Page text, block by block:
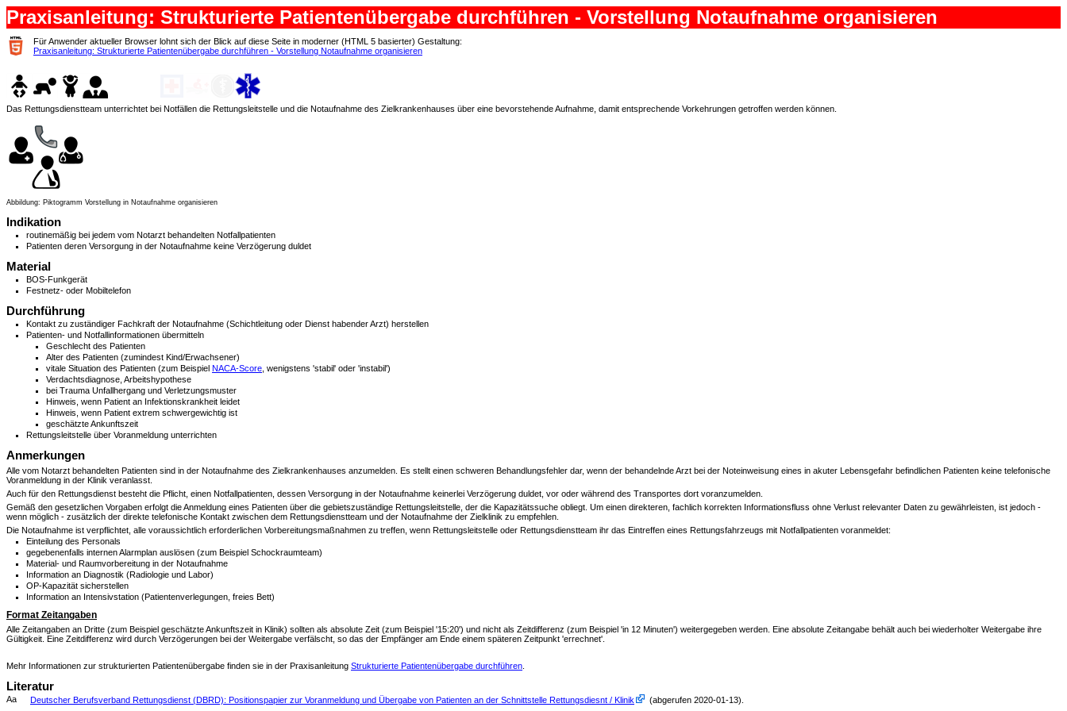
Praxisanleitung: Strukturierte Patientenübergabe durchführen - Vorstellung Notaufnahme organisieren
Für Anwender aktueller Browser lohnt sich der Blick auf diese Seite in moderner (HTML 5 basierter) Gestaltung:
Praxisanleitung: Strukturierte Patientenübergabe durchführen - Vorstellung Notaufnahme organisieren
Das Rettungsdienstteam unterrichtet bei Notfällen die Rettungsleitstelle und die Notaufnahme des Zielkrankenhauses über eine bevorstehende Aufnahme, damit entsprechende Vorkehrungen getroffen werden können.
Abbildung: Piktogramm Vorstellung in Notaufnahme organisieren
Indikation
routinemäßig bei jedem vom Notarzt behandelten Notfallpatienten
Patienten deren Versorgung in der Notaufnahme keine Verzögerung duldet
Material
BOS-Funkgerät
Festnetz- oder Mobiltelefon
Durchführung
Kontakt zu zuständiger Fachkraft der Notaufnahme (Schichtleitung oder Dienst habender Arzt) herstellen
Patienten- und Notfallinformationen übermitteln
Geschlecht des Patienten
Alter des Patienten (zumindest Kind/Erwachsener)
vitale Situation des Patienten (zum Beispiel NACA-Score , wenigstens 'stabil' oder 'instabil')
Verdachtsdiagnose, Arbeitshypothese
bei Trauma Unfallhergang und Verletzungsmuster
Hinweis, wenn Patient an Infektionskrankheit leidet
Hinweis, wenn Patient extrem schwergewichtig ist
geschätzte Ankunftszeit
Rettungsleitstelle über Voranmeldung unterrichten
Anmerkungen
Alle vom Notarzt behandelten Patienten sind in der Notaufnahme des Zielkrankenhauses anzumelden. Es stellt einen schweren Behandlungsfehler dar, wenn der behandelnde Arzt bei der Noteinweisung eines in akuter Lebensgefahr befindlichen Patienten keine telefonische
Voranmeldung in der Klinik veranlasst.
Auch für den Rettungsdienst besteht die Pflicht, einen Notfallpatienten, dessen Versorgung in der Notaufnahme keinerlei Verzögerung duldet, vor oder während des Transportes dort voranzumelden.
Gemäß den gesetzlichen Vorgaben erfolgt die Anmeldung eines Patienten über die gebietszuständige Rettungsleitstelle, der die Kapazitätssuche obliegt. Um einen direkteren, fachlich korrekten Informationsfluss ohne Verlust relevanter Daten zu gewährleisten, ist jedoch -
wenn möglich - zusätzlich der direkte telefonische Kontakt zwischen dem Rettungsdienstteam und der Notaufnahme der Zielklinik zu empfehlen.
Die Notaufnahme ist verpflichtet, alle voraussichtlich erforderlichen Vorbereitungsmaßnahmen zu treffen, wenn Rettungsleitstelle oder Rettungsdienstteam ihr das Eintreffen eines Rettungsfahrzeugs mit Notfallpatienten voranmeldet:
Einteilung des Personals
gegebenenfalls internen Alarmplan auslösen (zum Beispiel Schockraumteam)
Material- und Raumvorbereitung in der Notaufnahme
Information an Diagnostik (Radiologie und Labor)
OP-Kapazität sicherstellen
Information an Intensivstation (Patientenverlegungen, freies Bett)
Format Zeitangaben
Alle Zeitangaben an Dritte (zum Beispiel geschätzte Ankunftszeit in Klinik) sollten als absolute Zeit (zum Beispiel '15:20') und nicht als Zeitdifferenz (zum Beispiel 'in 12 Minuten') weitergegeben werden. Eine absolute Zeitangabe behält auch bei wiederholter Weitergabe ihre
Gültigkeit. Eine Zeitdifferenz wird durch Verzögerungen bei der Weitergabe verfälscht, so das der Empfänger am Ende einem späteren Zeitpunkt 'errechnet'.
Mehr Informationen zur strukturierten Patientenübergabe finden sie in der Praxisanleitung Strukturierte Patientenübergabe durchführen
Literatur
Aa Deutscher Berufsverband Rettungsdienst (DBRD): Positionspapier zur Voranmeldung und Übergabe von Patienten an der Schnittstelle Rettungsdiesnt / Klinik (abgerufen 2020-01-13)